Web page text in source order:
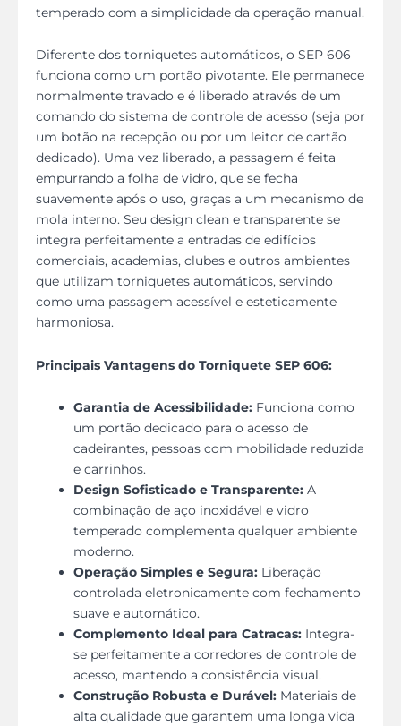
temperado com a simplicidade da operação manual.
Diferente dos torniquetes automáticos, o SEP 606
funciona como um portão pivotante. Ele permanece
normalmente travado e é liberado através de um
comando do sistema de controle de acesso (seja por
um botão na recepção ou por um leitor de cartão
dedicado). Uma vez liberado, a passagem é feita
empurrando a folha de vidro, que se fecha
suavemente após o uso, graças a um mecanismo de
mola interno. Seu design clean e transparente se
integra perfeitamente a entradas de edifícios
comerciais, academias, clubes e outros ambientes
que utilizam torniquetes automáticos, servindo
como uma passagem acessível e esteticamente
harmoniosa.
Principais Vantagens do Torniquete SEP 606:
Garantia de Acessibilidade: Funciona como
um portão dedicado para o acesso de
cadeirantes, pessoas com mobilidade reduzida
e carrinhos.
Design Sofisticado e Transparente: A
combinação de aço inoxidável e vidro
temperado complementa qualquer ambiente
moderno.
Operação Simples e Segura: Liberação
controlada eletronicamente com fechamento
suave e automático.
Complemento Ideal para Catracas: Integra-
se perfeitamente a corredores de controle de
acesso, mantendo a consistência visual.
Construção Robusta e Durável: Materiais de
alta qualidade que garantem uma longa vida